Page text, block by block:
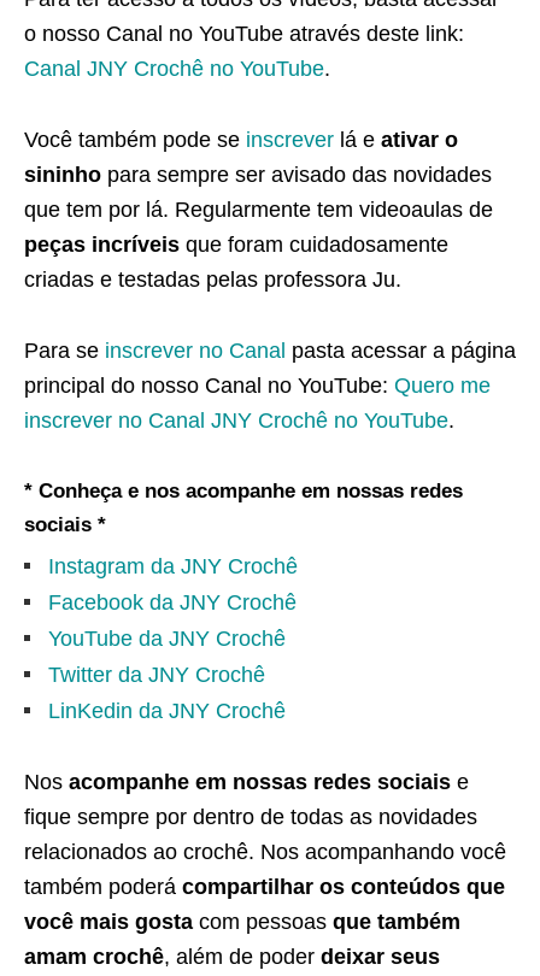
o nosso Canal no YouTube através deste link:
Canal JNY Crochê no YouTube.
Você também pode se inscrever lá e ativar o
sininho para sempre ser avisado das novidades
que tem por lá. Regularmente tem videoaulas de
peças incríveis que foram cuidadosamente
criadas e testadas pelas professora Ju.
Para se inscrever no Canal pasta acessar a página
principal do nosso Canal no YouTube: Quero me
inscrever no Canal JNY Crochê no YouTube.
* Conheça e nos acompanhe em nossas redes
sociais *
Instagram da JNY Crochê
Facebook da JNY Crochê
YouTube da JNY Crochê
Twitter da JNY Crochê
LinKedin da JNY Crochê
Nos acompanhe em nossas redes sociais e
fique sempre por dentro de todas as novidades
relacionados ao crochê. Nos acompanhando você
também poderá compartilhar os conteúdos que
você mais gosta com pessoas que também
amam crochê, além de poder deixar seus